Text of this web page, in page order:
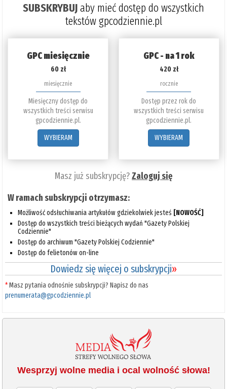
SUBSKRYBUJaby mieć dostęp do wszystkich
tekstów gpcodziennie.pl
GPC miesięcznie
60 zł
miesięcznie
Miesięczny dostęp do
wszystkich treści serwisu
gpcodziennie.pl.
WYBIERAM
GPC - na 1 rok
420 zł
rocznie
Dostęp przez rok do
wszystkich treści serwisu
gpcodziennie.pl.
WYBIERAM
Masz już subskrypcję?Zaloguj się
W ramach subskrypcji otrzymasz:
Możliwość odsłuchiwania artykułów gdziekolwiek jesteś [NOWOŚĆ]
Dostęp do wszystkich treści bieżących wydań "Gazety Polskiej
Codziennie"
Dostęp do archiwum "Gazety Polskiej Codziennie"
Dostęp do felietonów on-line
Dowiedz się więcej o subskrypcji»
*Masz pytania odnośnie subskrypcji? Napisz do nas
prenumerata@gpcodziennie.pl
Wesprzyj wolne media i ocal wolność słowa!